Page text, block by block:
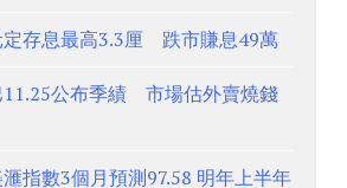
定存息最高3.3厘 跌市賺息49萬
11.25公布季績 市場估外賣燒錢
指數3個月預測97.58 明年上半年